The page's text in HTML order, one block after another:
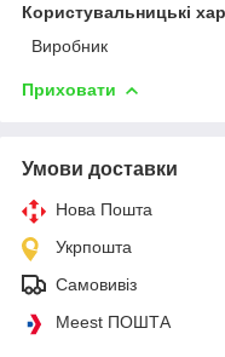
Користувальницькі
Виробник
Приховати
Умови доставки
Нова Пошта
Укрпошта
Самовивіз
Meest ПОШТА